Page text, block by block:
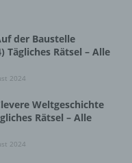
der Baustelle
Tägliches Rätsel – Alle
2024
Weltgeschichte
Rätsel – Alle
2024
ist die